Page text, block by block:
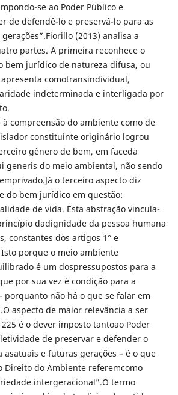
se ao Poder Público e
de defendê-lo e preservá-lo para as
(2013) analisa a
partes. A primeira reconhece o
bem jurídico de natureza difusa, ou
comotransindividual,
indeterminada e interligada por
compreensão do ambiente como de
constituinte originário logrou
gênero de bem, em faceda
generis do meio ambiental, não sendo
o terceiro aspecto diz
do bem jurídico em questão:
de vida. Esta abstração vincula-
dadignidade da pessoa humana
constantes dos artigos 1° e
porque o meio ambiente
é um dospressupostos para a
por sua vez é condição para a
porquanto não há o que se falar em
aspecto de maior relevância a ser
é o dever imposto tantoao Poder
de preservar e defender o
asatuais e futuras gerações – é o que
Direito do Ambiente referemcomo
intergeracional”.O termo